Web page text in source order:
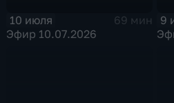
10 июля
69 мин
Эфир 10.07.2026
9